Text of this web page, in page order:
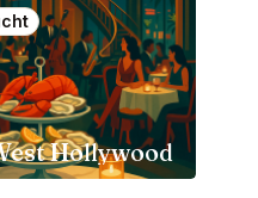
Hollywood